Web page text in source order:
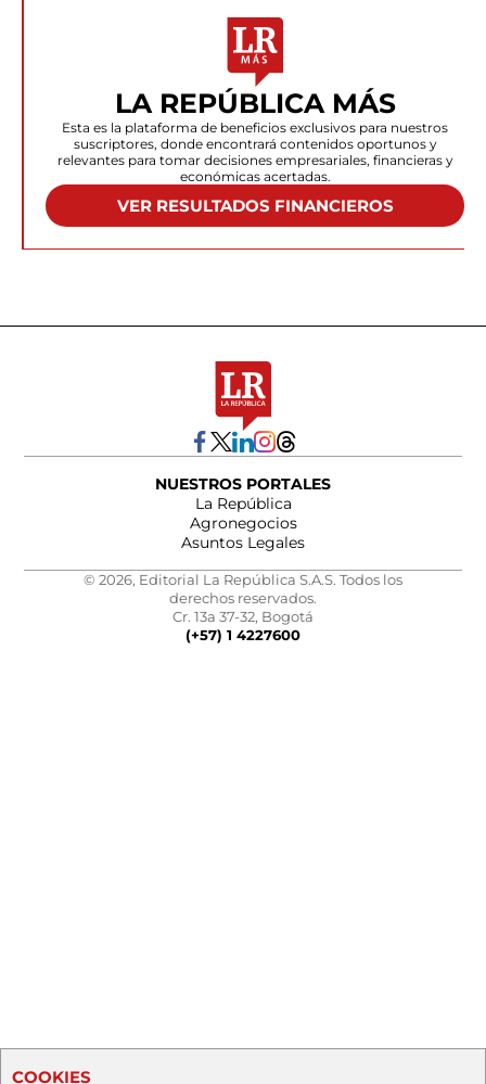
LA REPÚBLICA MÁS
Esta es la plataforma de beneficios exclusivos para nuestros
suscriptores, donde encontrará contenidos oportunos y
relevantes para tomar decisiones empresariales, financieras y
económicas acertadas.
VER RESULTADOS FINANCIEROS
NUESTROS PORTALES
La República
Agronegocios
Asuntos Legales
© 2026, Editorial La República S.A.S. Todos los
derechos reservados.
Cr. 13a 37-32, Bogotá
(+57) 1 4227600
COOKIES